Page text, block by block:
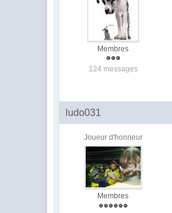
Membres
124 messages
ludo031
Joueur d'honneur
Membres